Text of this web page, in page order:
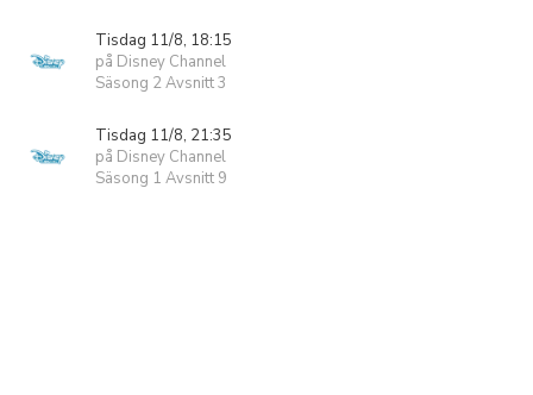
Tisdag 11/8, 18:15
på Disney Channel
Säsong 2 Avsnitt 3
Tisdag 11/8, 21:35
på Disney Channel
Säsong 1 Avsnitt 9